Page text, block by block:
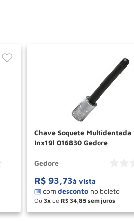
Chave Soquete Multidentada
Inx19l 016830 Gedore
Gedore
R$ 93,73à vista
Ou 3 de R$ 34 85
＋
－